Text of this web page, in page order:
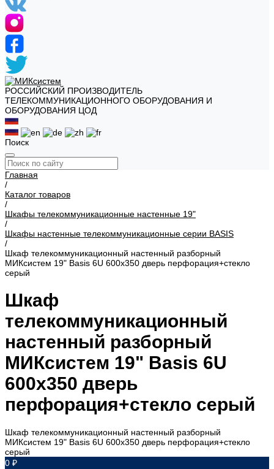
РОССИЙСКИЙ ПРОИЗВОДИТЕЛЬ
ТЕЛЕКОММУНИКАЦИОННОГО ОБОРУДОВАНИЯ И
ОБОРУДОВАНИЯ ЦОД
Поиск
Главная
/
Каталог товаров
/
Шкафы телекоммуникационные настенные 19"
/
Шкафы настенные телекоммуникационные серии BASIS
/
Шкаф телекоммуникационный настенный разборный
МИКсистем 19" Basis 6U 600x350 дверь перфорация+стекло
серый
Шкаф
телекоммуникационный
настенный разборный
МИКсистем 19" Basis 6U
600x350 дверь
перфорация+стекло серый
Шкаф телекоммуникационный настенный разборный
МИКсистем 19" Basis 6U 600x350 дверь перфорация+стекло
серый
0 ₽